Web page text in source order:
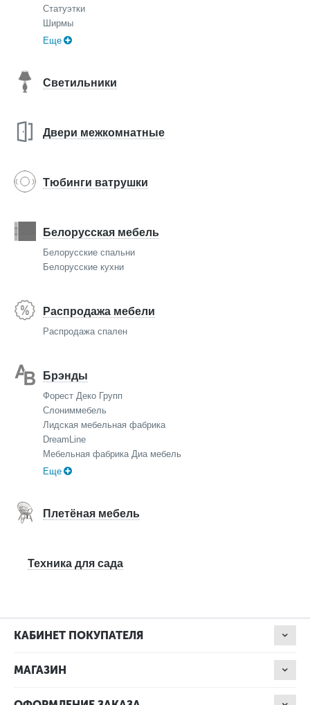
Статуэтки
Ширмы
Еще
Светильники
Двери межкомнатные
Тюбинги ватрушки
Белорусская мебель
Белорусские спальни
Белорусские кухни
Распродажа мебели
Распродажа спален
Брэнды
Форест Деко Групп
Слониммебель
Лидская мебельная фабрика
DreamLine
Мебельная фабрика Диа мебель
Еще
Плетёная мебель
Техника для сада
КАБИНЕТ ПОКУПАТЕЛЯ
МАГАЗИН